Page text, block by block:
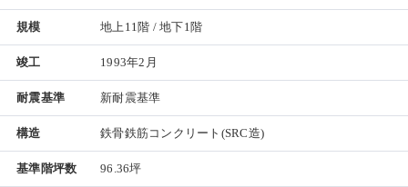
規模 地上11階 / 地下1階
竣工 1993年2月
耐震基準 新耐震基準
構造 鉄骨鉄筋コンクリート(SRC造)
基準階坪数 96.36坪